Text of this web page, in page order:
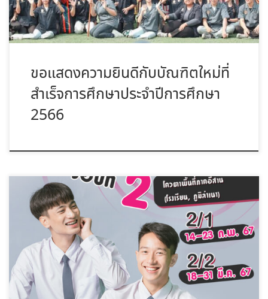
ขอแสดงความยินดีกับบัณฑิตใหม่ที่
สำเร็จการศึกษาประจำปีการศึกษา
2566
รอบที่ 2/1 รอบโควตาเครือข่ายพื้นที่ภาคตะวันออกเฉียงเหนือรับ
สมัครผ่านระ […]